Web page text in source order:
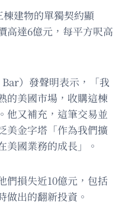
建物的單獨契約顯
高達6億元，每平方呎高
）發聲明表示，「我
的美國市場，收購這棟
他又補充，這筆交易並
美金字塔「作為我們擴
美國業務的成長」。
們損失近10億元，包括
做出的翻新投資。